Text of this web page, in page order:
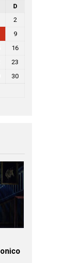
D
2
9
16
23
30